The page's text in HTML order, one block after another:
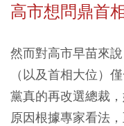
高市想問鼎首
然而對高市早苗來
（以及首相大位）
黨真的再改選總裁
原因根據專家看法